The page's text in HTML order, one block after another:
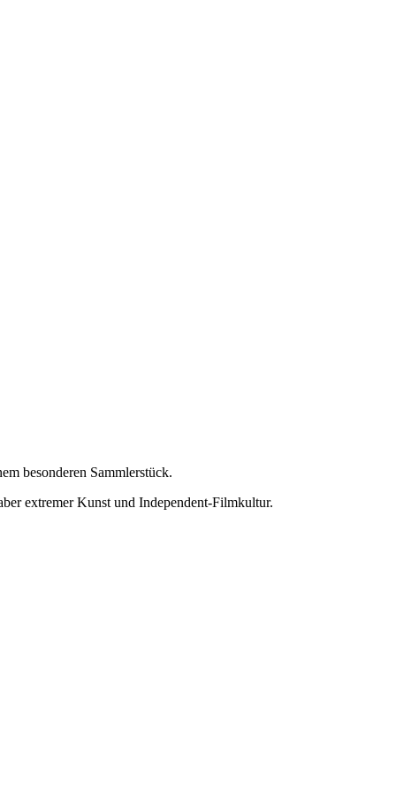
besonderen Sammlerstück.
extremer Kunst und Independent-Filmkultur.